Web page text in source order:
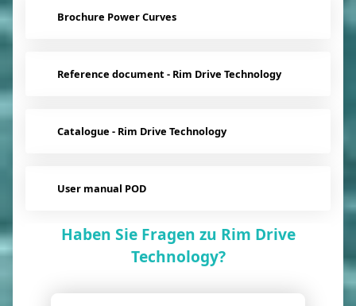
Brochure Power Curves
Reference document - Rim Drive Technology
Catalogue - Rim Drive Technology
User manual POD
Haben Sie Fragen zu Rim Drive
Technology?